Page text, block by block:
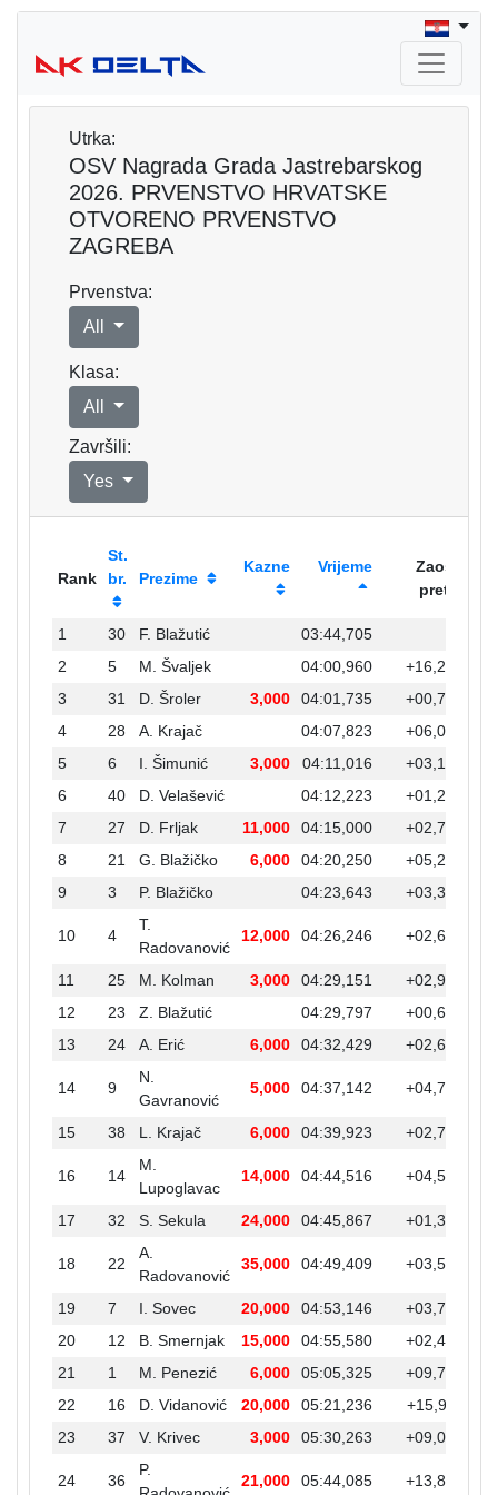
Utrka:
OSV Nagrada Grada Jastrebarskog
2026. PRVENSTVO HRVATSKE
OTVORENO PRVENSTVO
ZAGREBA
Prvenstva:
All
Klasa:
All
Završili:
Yes
Rank
St.
br.
Prezime
Kazne Vrijeme
Zaost.
preth.
1 30 F. Blažutić
03:44,705
2
5 M. Švaljek 04:00,960 +16,255
3
31 D. Šroler 3,000 04:01,735 +00,775
4
28 A. Krajač 04:07,823
+06,088
5
6 I. Šimunić 3,000 04:11,016
+03,193
6
40 D. Velašević 04:12,223 +01,207
7
27 D. Frljak 11,000 04:15,000 +02,777
8
21 G. Blažičko 6,000 04:20,250 +05,250
9
3 P. Blažičko 04:23,643 +03,393
10 4
T.
Radovanović
12,000 04:26,246 +02,603
11 25 M. Kolman 3,000 04:29,151 +02,905
12
23 Z. Blažutić 04:29,797 +00,646
13
24 A. Erić 6,000 04:32,429 +02,632
14 9
N.
Gavranović
5,000 04:37,142 +04,713
15 38 L. Krajač 6,000 04:39,923 +02,781
16 14
M.
Lupoglavac
14,000 04:44,516 +04,593
17 32 S. Sekula 24,000 04:45,867 +01,351
18 22
A.
Radovanović
35,000 04:49,409 +03,542
19 7 I. Sovec 20,000 04:53,146 +03,737
20
12 B. Smernjak 15,000 04:55,580 +02,434
21
1 M. Penezić 6,000 05:05,325 +09,745
22
16 D. Vidanović 20,000 05:21,236 +15,911
23
37 V. Krivec 3,000 05:30,263 +09,027
24 36
P.
21,000 05:44,085 +13,822